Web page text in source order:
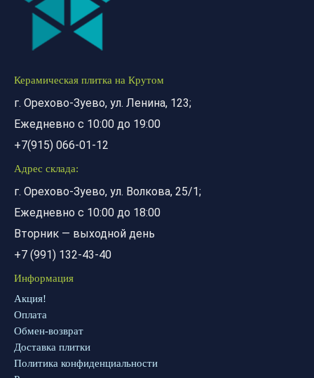
Керамическая плитка на Крутом
г. Орехово-Зуево, ул. Ленина, 123;
Ежедневно с 10:00 до 19:00
+7(915) 066-01-12
Адрес склада:
г. Орехово-Зуево, ул. Волкова, 25/1;
Ежедневно с 10:00 до 18:00
Вторник — выходной день
+7 (991) 132-43-40
Информация
Акция!
Оплата
Обмен-возврат
Доставка плитки
Политика конфиденциальности